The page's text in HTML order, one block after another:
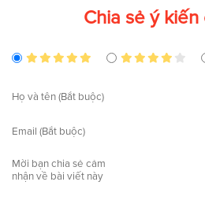
Chia sẻ ý kiến